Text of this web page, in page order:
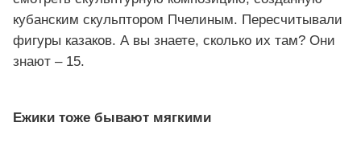
кубанским скульптором Пчелиным. Пересчитывали
фигуры казаков. А вы знаете, сколько их там? Они
знают – 15.
Ежики тоже бывают мягкими